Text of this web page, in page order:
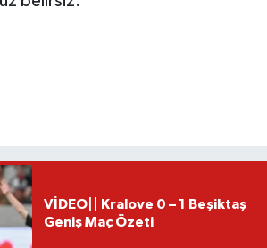
VİDEO|| Kralove 0 – 1 Beşiktaş
Geniş Maç Özeti